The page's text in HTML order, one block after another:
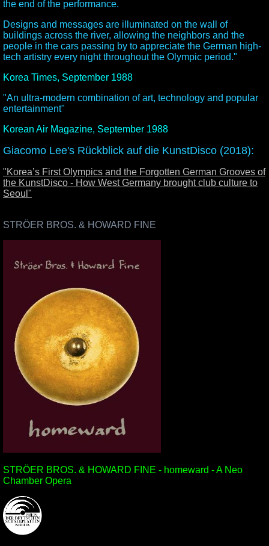
the end of the performance.
Designs and messages are illuminated on the wall of
buildings across the river, allowing the neighbors and the
people in the cars passing by to appreciate the German high-
tech artistry every night throughout the Olympic period."
Korea Times, September 1988
"An ultra-modern combination of art, technology and popular
entertainment"
Korean Air Magazine, September 1988
Giacomo Lee's Rückblick auf die KunstDisco (2018):
"Korea’s First Olympics and the Forgotten German Grooves of
the KunstDisco - How West Germany brought club culture to
Seoul"
STRÖER BROS. & HOWARD FINE
STRÖER BROS. & HOWARD FINE - homeward - A Neo
Chamber Opera